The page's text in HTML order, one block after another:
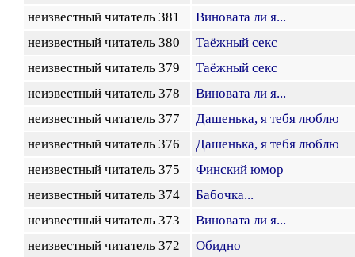
неизвестный читатель 381
Виновата ли я...
неизвестный читатель 380
Таёжный секс
неизвестный читатель 379
Таёжный секс
неизвестный читатель 378
Виновата ли я...
неизвестный читатель 377
Дашенька, я тебя люблю
неизвестный читатель 376
Дашенька, я тебя люблю
неизвестный читатель 375
Финский юмор
неизвестный читатель 374
Бабочка...
неизвестный читатель 373
Виновата ли я...
неизвестный читатель 372
Обидно